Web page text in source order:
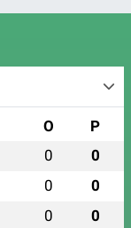
O P
0 0
0 0
0 0